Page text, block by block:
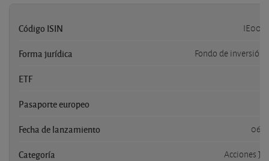
Código ISIN
Forma jurídica Fondo de inversión
ETF
Pasaporte europeo
Fecha de lanzamiento 06/
Categoría Acciones